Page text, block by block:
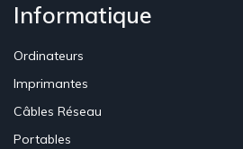
Informatique
Ordinateurs
Imprimantes
Câbles Réseau
Portables